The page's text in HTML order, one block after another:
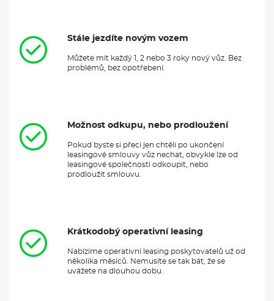
Stále jezdíte novým vozem
Můžete mít každý 1, 2 nebo 3 roky nový vůz. Bez
problémů, bez opotřebení.
Možnost odkupu, nebo prodloužení
Pokud byste si přeci jen chtěli po ukončení
leasingové smlouvy vůz nechat, obvykle lze od
leasingové společnosti odkoupit, nebo
prodloužit smlouvu.
Krátkodobý operativní leasing
Nabízíme operativní leasing poskytovatelů už od
několika měsíců. Nemusíte se tak bát, že se
uvážete na dlouhou dobu.